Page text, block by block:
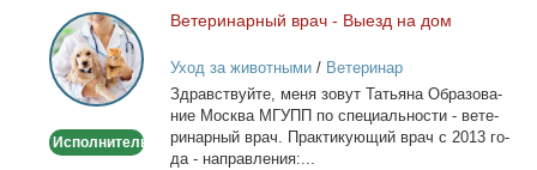
Ветеринарный
врач
-
Выезд
дом
Исполнитель
Ве­те­ри­нар­ный врач - Вы­езд на дом
Уход за животными/ Ветеринар
Здрав­ствуй­те, ме­ня зо­вут Та­тья­на Об­ра­зо­ва­
ние Москва МГУПП по спе­ци­аль­но­сти - ве­те­
ри­нар­ный врач. Прак­ти­ку­ю­щий врач с 2013 го­
да - на­прав­ле­ния:...